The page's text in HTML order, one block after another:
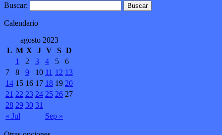
Buscar:
Calendario
agosto 2023
L M X J V S D
« Jul Sep »
1 2 3 4 5
6
7
8 9 10 11 12 13
14 15 16 17 18 19 20
21 22 23 24 25 26 27
28 29 30 31